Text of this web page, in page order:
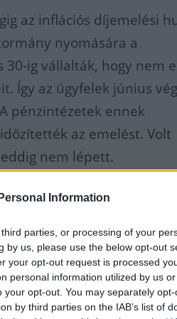
Information
parties, or processing of your
by us, please use the below opt-out
your opt-out request is processed
personal information utilized by us
opt-out. You may separately
by third parties on the IAB’s list of
az inflációs díjemelési
nyomására a
ig vállalták, hogy nem
. Így az ügyfelek június
A pénzintézetek ennek
az emelést. Volt
nem lépett.
Bank is